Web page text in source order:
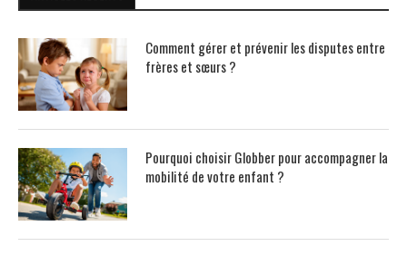
Comment gérer et prévenir les disputes entre
frères et sœurs ?
Pourquoi choisir Globber pour accompagner la
mobilité de votre enfant ?